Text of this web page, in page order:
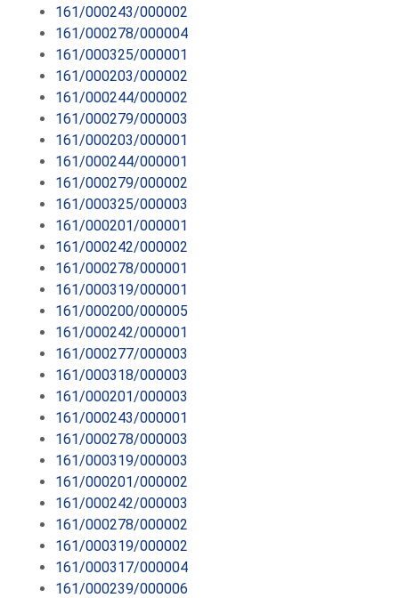
161/000243/000002
161/000278/000004
161/000325/000001
161/000203/000002
161/000244/000002
161/000279/000003
161/000203/000001
161/000244/000001
161/000279/000002
161/000325/000003
161/000201/000001
161/000242/000002
161/000278/000001
161/000319/000001
161/000200/000005
161/000242/000001
161/000277/000003
161/000318/000003
161/000201/000003
161/000243/000001
161/000278/000003
161/000319/000003
161/000201/000002
161/000242/000003
161/000278/000002
161/000319/000002
161/000317/000004
161/000239/000006